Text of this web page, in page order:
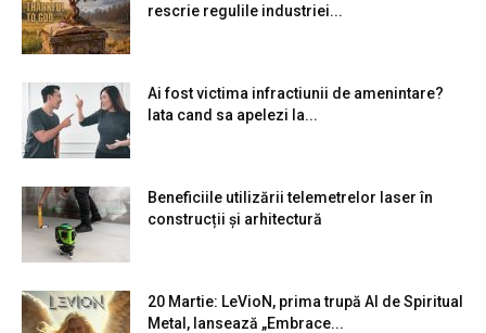
rescrie regulile industriei...
Ai fost victima infractiunii de amenintare?
Iata cand sa apelezi la...
Beneficiile utilizării telemetrelor laser în
construcții și arhitectură
20 Martie: LeVioN, prima trupă AI de Spiritual
Metal, lansează „Embrace...